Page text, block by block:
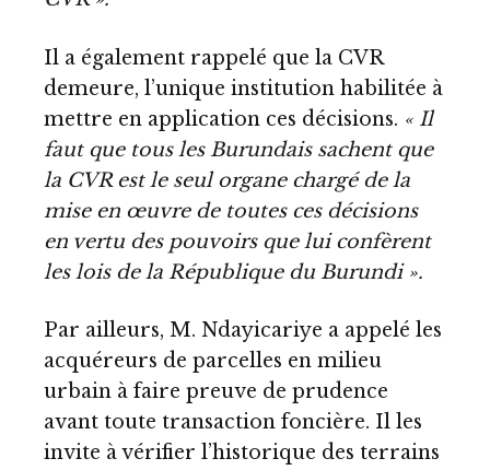
Il a également rappelé que la CVR
demeure, l’unique institution habilitée à
mettre en application ces décisions. « Il
faut que tous les Burundais sachent que
la CVR est le seul organe chargé de la
mise en œuvre de toutes ces décisions
en vertu des pouvoirs que lui confèrent
les lois de la République du Burundi ».
Par ailleurs, M. Ndayicariye a appelé les
acquéreurs de parcelles en milieu
urbain à faire preuve de prudence
avant toute transaction foncière. Il les
invite à vérifier l’historique des terrains